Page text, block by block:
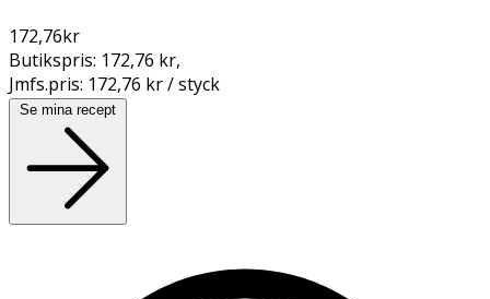
172,76kr
Butikspris: 172,76 kr,
Jmfs.pris: 172,76 kr / styck
Se mina recept